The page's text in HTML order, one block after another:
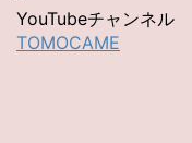
YouTubeチャンネル
TOMOCAME